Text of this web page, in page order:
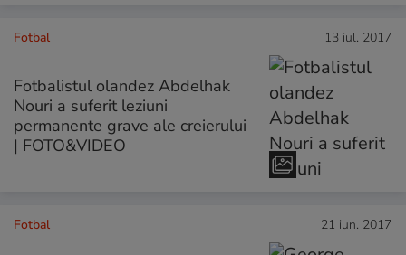
Fotbal 13 iul. 2017
Fotbalistul olandez Abdelhak
Nouri a suferit leziuni
permanente grave ale creierului
| FOTO&VIDEO
Fotbal 21 iun. 2017